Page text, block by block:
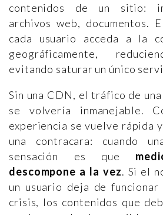
contenidos de un sitio:
archivos web, documentos.
cada usuario acceda a la
geográficamente,
evitando saturar un único
Sin una CDN, el tráfico de
se volvería inmanejable.
experiencia se vuelve rápida
una contracara: cuando
sensación es que
descompone a la vez. Si el
un usuario deja de
crisis, los contenidos que